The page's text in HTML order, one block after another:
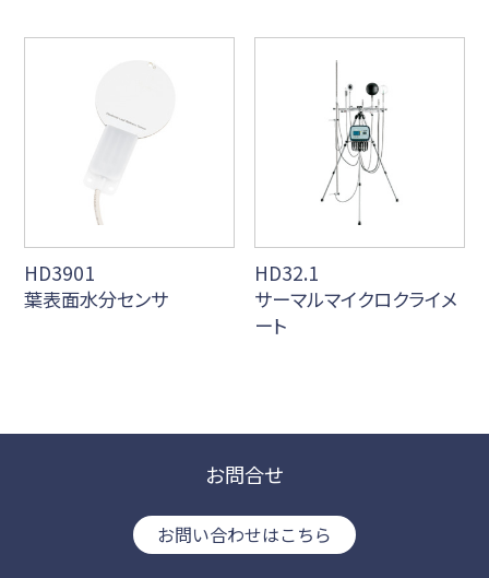
HD3901
葉表面水分センサ
HD32.1
サーマルマイクロクライメ
ート
お問合せ
お問い合わせはこちら